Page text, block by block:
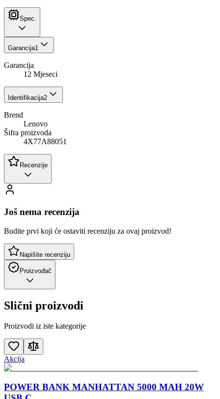
Spec.
Garancija1
Garancija
12 Mjeseci
Identifikacija2
Brend
Lenovo
Šifra proizvoda
4X77A88051
Recenzije
Još nema recenzija
Budite prvi koji će ostaviti recenziju za ovaj proizvod!
Napišite recenziju
Proizvođač
Slični proizvodi
Proizvodi iz iste kategorije
Akcija
POWER BANK MANHATTAN 5000 MAH 20W